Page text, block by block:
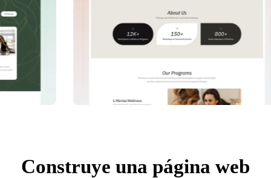
Construye una página web